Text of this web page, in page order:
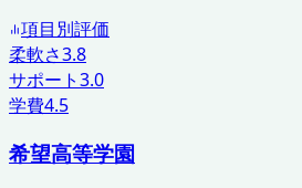
項目別評価
柔軟さ3.8
サポート3.0
学費4.5
希望高等学園